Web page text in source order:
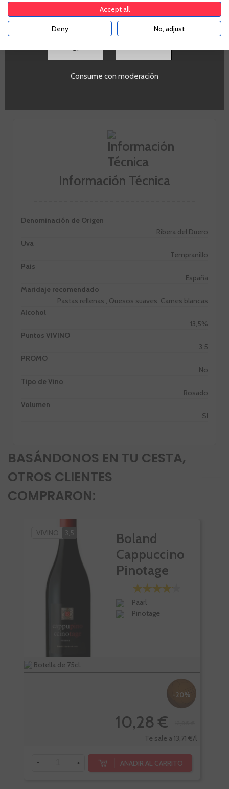
Cuerpo
Información Técnica
Denominación de Origen
Ribera del Duero
Uva
Tempranillo
Pais
España
Maridaje recomendado
Pastas rellenas , Quesos suaves, Carnes blancas
Alcohol
13,5%
Puntos VIVINO
3,5
PROMO
No
Tipo de Vino
Rosado
Volumen
SI
BASÁNDONOS EN TU CESTA,
OTROS CLIENTES
COMPRARON:
VIVINO 3,5
Boland
Cappuccino
Pinotage
Paarl
Pinotage
Botella de 75cl.
-20%
10,28 €
Te sale a 13,71 €/l
- + AÑADIR AL CARRITO
aplicable. Confirma si tienes más de18años
Consume con moderación
Accept all
Deny No, adjust